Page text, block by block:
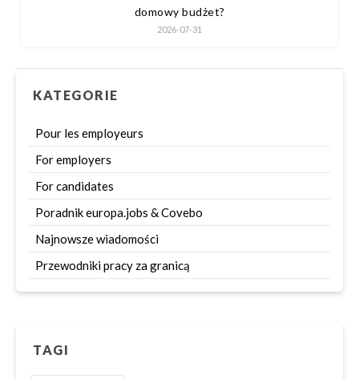
domowy budżet?
2026-07-31
KATEGORIE
Pour les employeurs
For employers
For candidates
Poradnik europa.jobs & Covebo
Najnowsze wiadomości
Przewodniki pracy za granicą
TAGI